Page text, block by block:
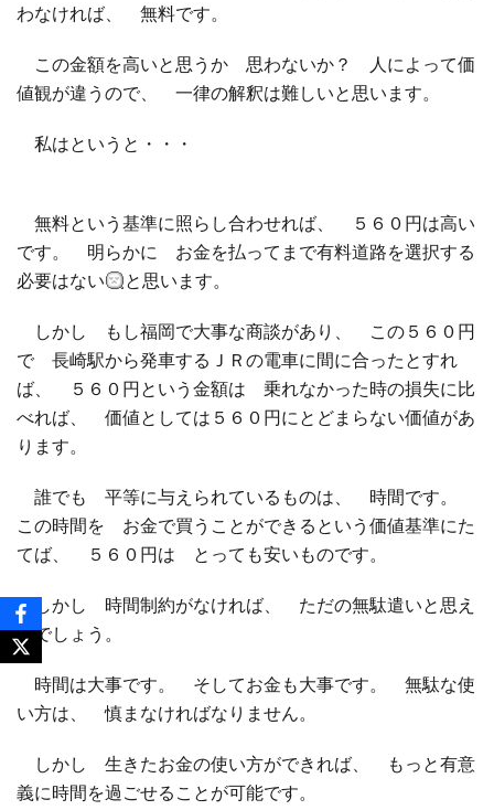
わなければ、 無料です。
この金額を高いと思うか 思わないか？ 人によって価
値観が違うので、 一律の解釈は難しいと思います。
私はというと・・・
無料という基準に照らし合わせれば、 ５６０円は高い
です。 明らかに お金を払ってまで有料道路を選択する
必要はない
と思います。
しかし もし福岡で大事な商談があり、 この５６０円
で 長崎駅から発車するＪＲの電車に間に合ったとすれ
ば、 ５６０円という金額は 乗れなかった時の損失に比
べれば、 価値としては５６０円にとどまらない価値があ
ります。
誰でも 平等に与えられているものは、 時間です。
この時間を お金で買うことができるという価値基準にた
てば、 ５６０円は とっても安いものです。
しかし 時間制約がなければ、 ただの無駄遣いと思え
るでしょう。
時間は大事です。 そしてお金も大事です。 無駄な使
い方は、 慎まなければなりません。
しかし 生きたお金の使い方ができれば、 もっと有意
義に時間を過ごせることが可能です。